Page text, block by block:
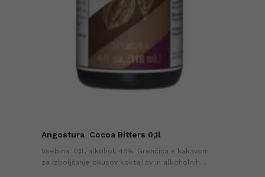
Angostura Cocoa Bitters 0,1l
Vsebina: 0,1l, alkohol: 48%. Grenčica s kakavom
za izboljšanje okusov koktajlov in alkoholnih